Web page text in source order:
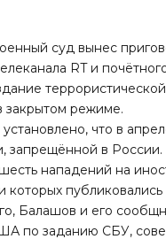
суд вынес
RT и
закрытом режиме.
что в
запрещённой в
нападений на
которых
Балашов и его
по заданию СБУ,